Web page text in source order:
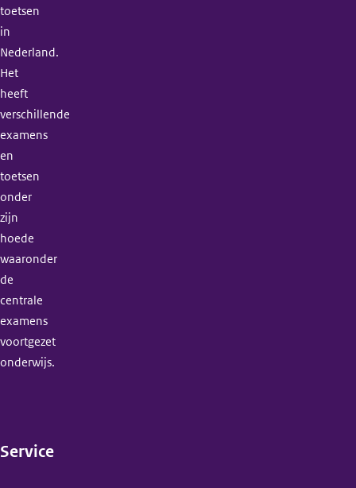
toetsen
in
Nederland.
Het
heeft
verschillende
examens
en
toetsen
onder
zijn
hoede
waaronder
de
centrale
examens
voortgezet
onderwijs.
Service